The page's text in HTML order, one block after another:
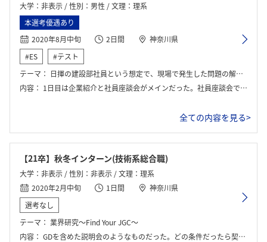
大学：非表示 / 性別：男性 / 文理：理系
本選考優遇あり
2020年8月中旬
2日間
神奈川県
#ES
#テスト
テーマ： 日揮の建設部社員という想定で、現場で発生した問題の解決にあたった。
内容： 1日目は企業紹介と社員座談会がメインだった。社員座談会では海外プロジェクト所属社員（電気計装系）と親睦を深めました。2日目はグループワークメインでした。ワーク終了後は、全メンバーと人事部社員の前で発表を行いました。
全ての内容を見る>
【21卒】秋冬インターン(技術系総合職)
大学：非表示 / 性別：非表示 / 文理：理系
2020年2月中旬
1日間
神奈川県
選考なし
テーマ： 業界研究～Find Your JGC～
内容： GDを含めた説明会のようなものだった。どの条件だったら契約を勝ち取れるか、予算や計画含めた内容を皆で決めて発表した。その後は座談会を1時間程度行い、多くの社員の方に質問する時間が設けられた。